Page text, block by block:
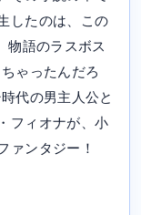
したのは、この
物語のラスボス
ゃったんだろ
代の男主人公と
フィオナが、小
ァンタジー！